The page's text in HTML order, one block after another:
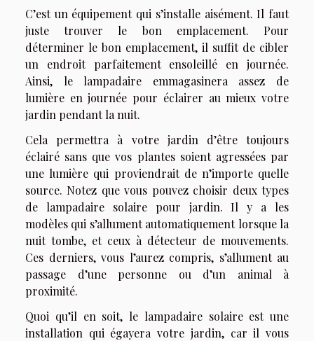
C’est un équipement qui s’installe aisément. Il faut
juste trouver le bon emplacement. Pour
déterminer le bon emplacement, il suffit de cibler
un endroit parfaitement ensoleillé en journée.
Ainsi, le lampadaire emmagasinera assez de
lumière en journée pour éclairer au mieux votre
jardin pendant la nuit.
Cela permettra à votre jardin d’être toujours
éclairé sans que vos plantes soient agressées par
une lumière qui proviendrait de n’importe quelle
source. Notez que vous pouvez choisir deux types
de lampadaire solaire pour jardin. Il y a les
modèles qui s’allument automatiquement lorsque la
nuit tombe, et ceux à détecteur de mouvements.
Ces derniers, vous l’aurez compris, s’allument au
passage d’une personne ou d’un animal à
proximité.
Quoi qu’il en soit, le lampadaire solaire est une
installation qui égayera votre jardin, car il vous